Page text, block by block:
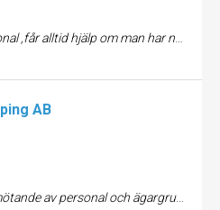
,får alltid hjälp om man har några frågor
AB
personal och ägargruppen på Stångå Buss. Till fullå.